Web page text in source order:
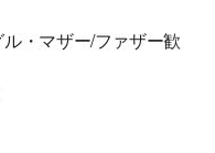
・マザー/ファザー歓